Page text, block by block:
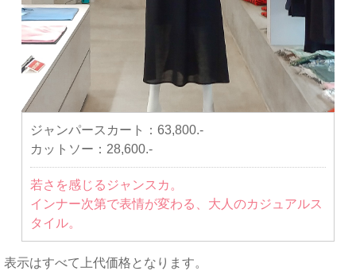
ジャンパースカート： 63,800.-
カットソー： 28,600.-
若さを感じるジャンスカ。
インナー次第で表情が変わる、大人のカジュアルス
タイル。
表示はすべて上代価格となります。